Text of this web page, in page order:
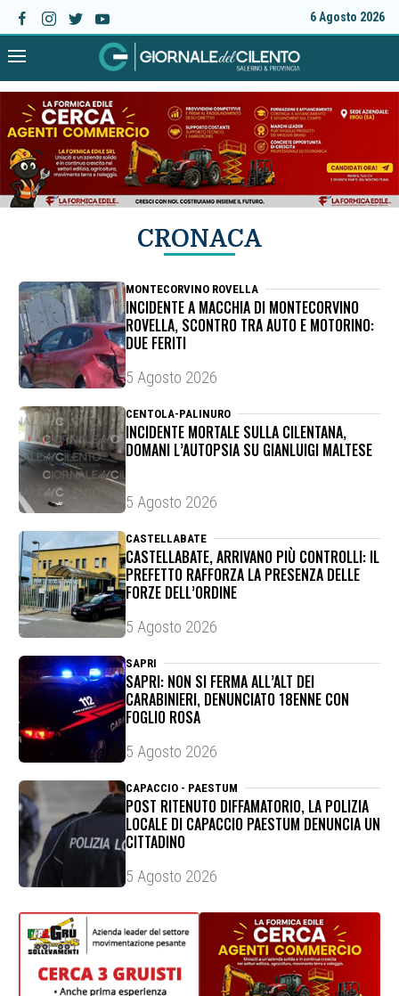
6 Agosto 2026
CRONACA
MONTECORVINO ROVELLA
INCIDENTE A MACCHIA DI MONTECORVINO
ROVELLA, SCONTRO TRA AUTO E MOTORINO:
DUE FERITI
5 Agosto 2026
CENTOLA-PALINURO
INCIDENTE MORTALE SULLA CILENTANA,
DOMANI L’AUTOPSIA SU GIANLUIGI MALTESE
5 Agosto 2026
CASTELLABATE
CASTELLABATE, ARRIVANO PIÙ CONTROLLI: IL
PREFETTO RAFFORZA LA PRESENZA DELLE
FORZE DELL’ORDINE
5 Agosto 2026
SAPRI
SAPRI: NON SI FERMA ALL’ALT DEI
CARABINIERI, DENUNCIATO 18ENNE CON
FOGLIO ROSA
5 Agosto 2026
CAPACCIO - PAESTUM
POST RITENUTO DIFFAMATORIO, LA POLIZIA
LOCALE DI CAPACCIO PAESTUM DENUNCIA UN
CITTADINO
5 Agosto 2026